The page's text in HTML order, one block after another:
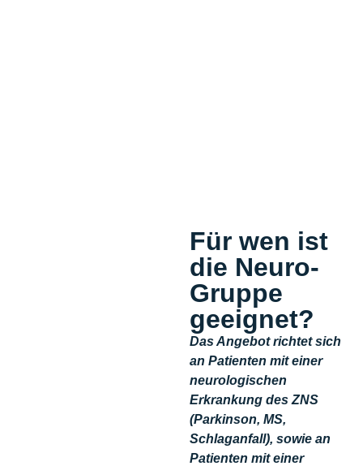
Für wen ist
die Neuro-
Gruppe
geeignet?
Das Angebot richtet sich
an Patienten mit einer
neurologischen
Erkrankung des ZNS
(Parkinson, MS,
Schlaganfall), sowie an
Patienten mit einer